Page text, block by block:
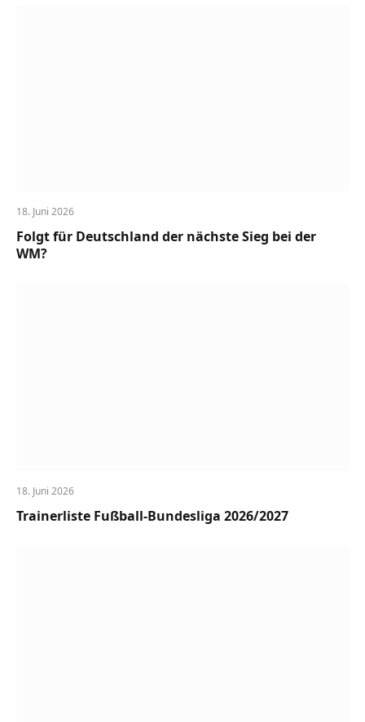
18. Juni 2026
Folgt für Deutschland der nächste Sieg bei der
WM?
18. Juni 2026
Trainerliste Fußball-Bundesliga 2026/2027